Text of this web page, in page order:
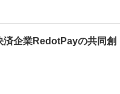
済企業RedotPayの共同創